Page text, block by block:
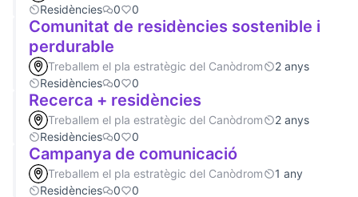
Residències
0 0
Comunitat de residències sostenible i
perdurable
Treballem el pla estratègic del Canòdrom
2 anys
Residències
0 0
Recerca + residències
Treballem el pla estratègic del Canòdrom
2 anys
Residències
0 0
Campanya de comunicació
Treballem el pla estratègic del Canòdrom
1 any
Residències
0 0